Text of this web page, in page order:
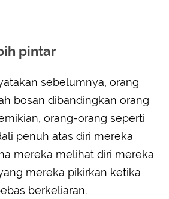
pintar
sebelumnya, orang
bosan dibandingkan orang
orang-orang seperti
penuh atas diri mereka
mereka melihat diri mereka
mereka pikirkan ketika
berkeliaran.